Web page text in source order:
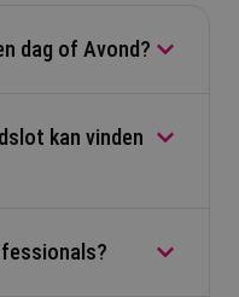
dag of Avond?
toekomstige
avond is er voor
kan vinden
dat het soms